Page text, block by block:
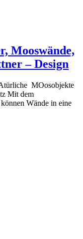
Mooswände,
– Design
MOosobjekte
Mit dem
Wände in eine